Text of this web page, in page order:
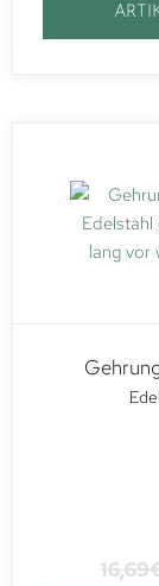
16,69